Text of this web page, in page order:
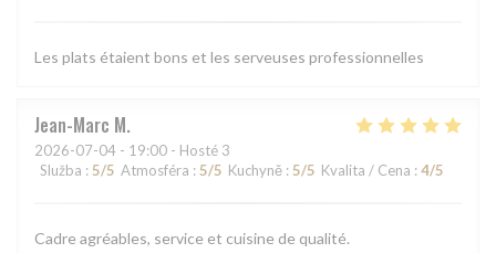
Les plats étaient bons et les serveuses professionnelles
Jean-Marc M
2026-07-04 - 19:00 - Hosté 3
Služba : 5/5 Atmosféra : 5/5 Kuchyně : 5/5 Kvalita / Cena : 4/5
Cadre agréables, service et cuisine de qualité.